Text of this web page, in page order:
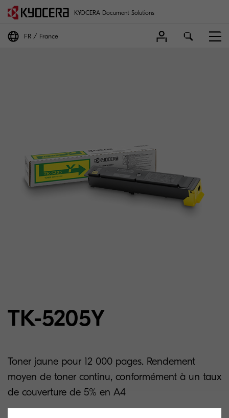
KYOCERA Document Solutions
FR France
TK-5205Y
Toner jaune pour 12 000 pages. Rendement
moyen de toner continu, conformément à un taux
de couverture de 5% en A4